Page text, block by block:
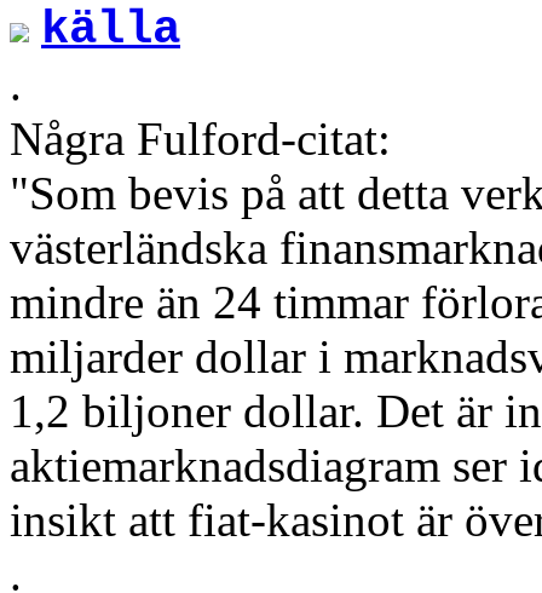
källa
.
Några Fulford-citat:
"Som bevis på att detta
västerländska
mindre än 24 timmar
miljarder dollar i
1,2 biljoner dollar. Det är
aktiemarknadsdiagram ser
insikt att fiat-kasinot är
.